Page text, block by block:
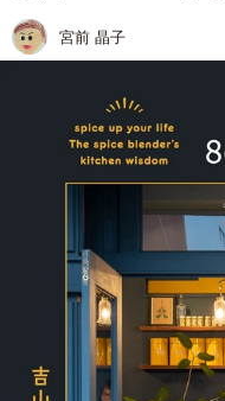
宮前 晶子